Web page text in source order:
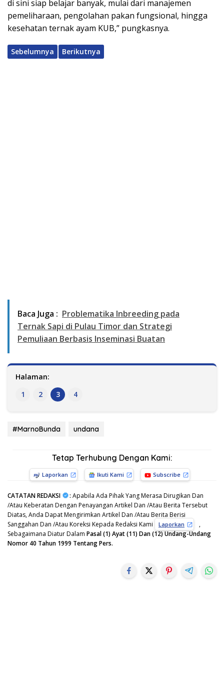
di sini siap belajar banyak, mulai dari manajemen
pemeliharaan, pengolahan pakan fungsional, hingga
kesehatan ternak ayam KUB,” pungkasnya.
Sebelumnya Berikutnya
Baca Juga : Problematika Inbreeding pada
Ternak Sapi di Pulau Timor dan Strategi
Pemuliaan Berbasis Inseminasi Buatan
Halaman:
1
2 3 4
#MarnoBunda undana
Tetap Terhubung Dengan Kami:
Laporkan Ikuti Kami Subscribe
CATATAN REDAKSI : Apabila Ada Pihak Yang Merasa Dirugikan Dan
/Atau Keberatan Dengan Penayangan Artikel Dan /Atau Berita Tersebut
Diatas, Anda Dapat Mengirimkan Artikel Dan /Atau Berita Berisi
Sanggahan Dan /Atau Koreksi Kepada Redaksi Kami
Laporkan
,
Sebagaimana Diatur Dalam Pasal (1) Ayat (11) Dan (12) Undang-Undang
Nomor 40 Tahun 1999 Tentang Pers.